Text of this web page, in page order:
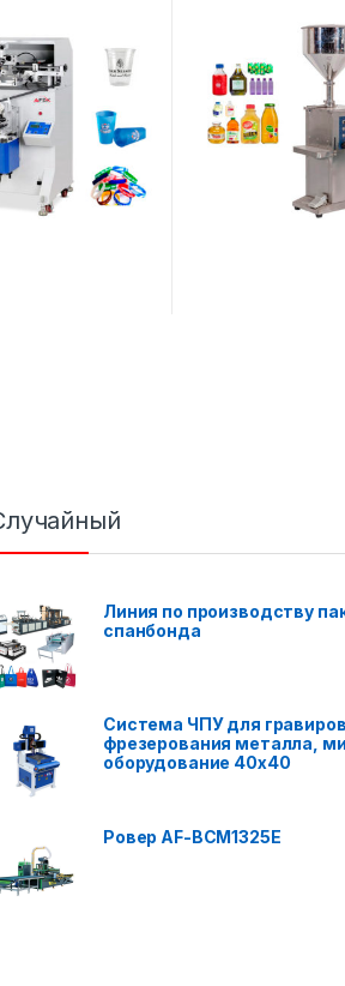
AF-GS200
оборудование
Линия по производству
спанбонда
Система ЧПУ для
фрезерования металла,
оборудование 40x40
Ровер AF-BCM1325E